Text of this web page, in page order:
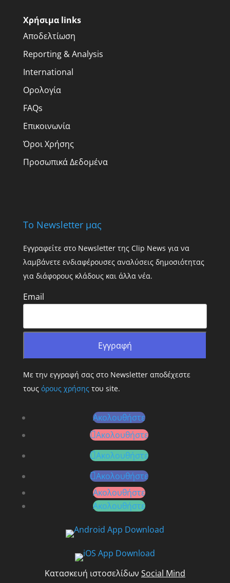
Χρήσιμα links
Αποδελτίωση
Reporting & Analysis
International
Ορολογία
FAQs
Επικοινωνία
Όροι Χρήσης
Προσωπικά Δεδομένα
Το Newsletter μας
Εγγραφείτε στο Newsletter της Clip News για να
λαμβάνετε ενδιαφέρουσες αναλύσεις δημοσιότητας
για διάφορους κλάδους και άλλα νέα.
Email
Με την εγγραφή σας στο Newsletter αποδέχεστε
τους όρους χρήσηςτου site.
Ακολουθήστε
Ακολουθήστε
Ακολουθήστε
Ακολουθήστε
Ακολουθήστε
Ακολουθήστε
Κατασκευή ιστοσελίδων Social Mind